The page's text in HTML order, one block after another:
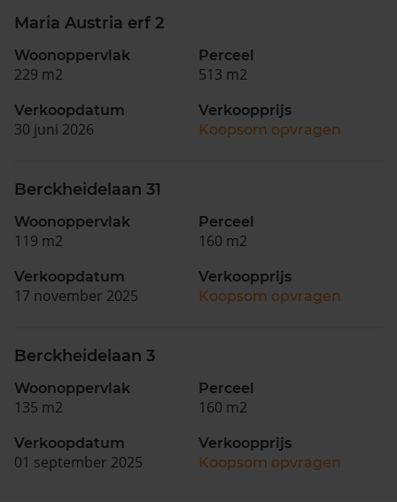
Maria Austria erf 2
Woonoppervlak
229 m2
Perceel
513 m2
Verkoopdatum
30 juni 2026
Verkoopprijs
Koopsom opvragen
Berckheidelaan 31
Woonoppervlak
119 m2
Perceel
160 m2
Verkoopdatum
17 november 2025
Verkoopprijs
Koopsom opvragen
Berckheidelaan 3
Woonoppervlak
135 m2
Perceel
160 m2
Verkoopdatum
01 september 2025
Verkoopprijs
Koopsom opvragen